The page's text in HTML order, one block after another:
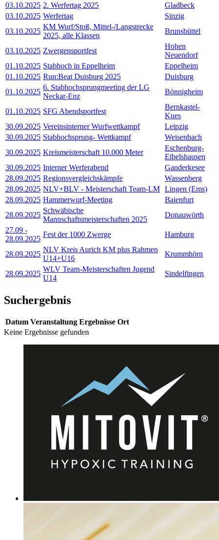
03.10.2025 2. Werfertag 2025
Gladbeck
03.10.2025 Werfertag
Sinzig
03.10.2025
KM Wurf/Stoß, Mittel-/Langstrecke
2025, alle Klassen
Brunsbüttel
03.10.2025 Zwergensportfest
Hohen
Neuendorf
01.10.2025 Stabhoch in Eppelheim
Eppelheim
01.10.2025 Run:Beat Duisburg 2025
Duisburg
01.10.2025
6. Stabhochsprungmeeting der LG
Neckar-Enz
Bönnigheim
01.10.2025 SFG Abendsportfest
Bernkastel-
Kues
30.09.2025 Vereinsinterner Wurfwettkampf
Leipzig
30.09.2025 Stabhochsprung- Wettkampf
Weisenbach
30.09.2025 Kreismeisterschaft 10.000 Meter
Eschenburg-
Eibelshausen
30.09.2025 Interner Werferabend
Ganderkesee
28.09.2025 Regionsvergleichskämpfe
Wassenberg
28.09.2025 NLV+BLV - Meisterschaft Team-LM Lingen (Ems)
28.09.2025 Hammerwurf-Meeting
Baienfurt
28.09.2025
Schwäbische
Mannschaftsmeisterschaften 2025
Donauwörth
27.09 -
28.09.2025
Fest der 1000 Zwerge Hamburg
28.09.2025
NLV Kreis Aurich KM plus Rahmen
U14+U16
Krummhörn
28.09.2025
WLV Team-Meisterschaften Jugend
U14
Sindelfingen
Suchergebnis
Datum Veranstaltung Ergebnisse Ort
Keine Ergebnisse gefunden